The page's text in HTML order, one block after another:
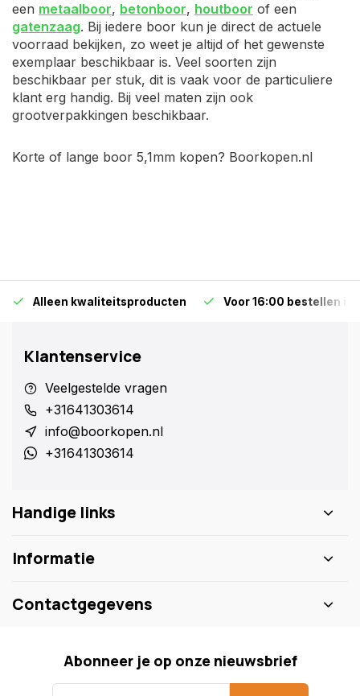
een metaalboor, betonboor, houtboor of een
gatenzaag. Bij iedere boor kun je direct de actuele
voorraad bekijken, zo weet je altijd of het gewenste
exemplaar beschikbaar is. Veel soorten zijn
beschikbaar per stuk, dit is vaak voor de particuliere
klant erg handig. Bij veel maten zijn ook
grootverpakkingen beschikbaar.
Korte of lange boor 5,1mm kopen? Boorkopen.nl
Alleen kwaliteitsproducten Voor 16:00 bestellen is
Klantenservice
Veelgestelde vragen
+31641303614
info@boorkopen.nl
+31641303614
Handige links
Informatie
Contactgegevens
Abonneer je op onze nieuwsbrief